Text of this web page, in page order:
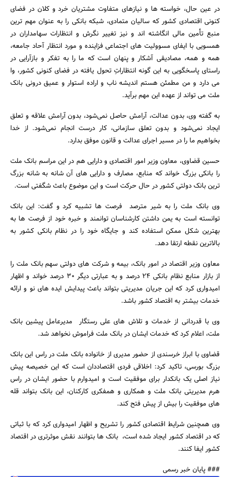
در عین حال، خواسته ها و نیازهای متفاوت مشتریان خرد و کلان در فضای
کنونی اقتصادی کشور که سالیان متمادی، شبکه بانکی را به عنوان مهم ترین
منبع تأمین مالی انگاشته اند و نیز تغییر نگرش و انتظارات سهامداران در
همسویی با ایفای مسوولیت های اجتماعی فزاینده و مورد انتظار آحاد جامعه،
همه و همه، مصادیقی آشکار و پنهان است که ما را به تفکر و بازآرایی در
راستای پاسخگویی به این گونه انتظاراتِ تحول یافته در فضای کنونی کشور، وا
می دارد و من مطمئن هستم اندیشه ناب و اراده استوار و عمیق درونی بانک
ملت می تواند از عهده این مهم برآید.
به گفته وی، بدون عدالت، آرامش حاصل نمی‌شود، بدون آرامش علاقه و تعلق
ایجاد نمی‌شود و بدون تعلق سازمانی، کار درست انجام نمی‌شود. از خدا
بخواهیم ما را در مسیر اجرای عدالت و قانون موفق بدارد.
حسین قضاوی، معاون وزیر امور اقتصادی و دارایی هم در این مراسم بانک ملت
را بانکی بزرگ خواند که منابع، مصارف و دارایی های آن شانه به شانه بزرگ
ترین بانک دولتی کشور در حال حرکت است و این موضوع باعث شگفتی است.
وی بانک ملت را به شیر مترصد فرصت ها تشبیه کرد و گفت: این بانک
توانسته است به یمن داشتن کارشناسان توانمند و خبره خود از فرصت ها به
بهترین شکل ممکن استفاده کند و جایگاه خود را در نظام بانکی کشور به
بالاترین نقطه ارتقا دهد.
معاون وزیر اقتصاد در امور بانک، بیمه و شرکت های دولتی سهم بانک ملت را
از بازار منابع نظام بانکی 24 درصد و به عبارتی دیگر 30 درصد خواند و اظهار
امیدواری کرد که این جریان مدیریتی بتواند باعث پیدایش ایده های نو و ارائه
خدمات بیشتر به اقتصاد کشور باشد.
وی با قدردانی از خدمات و تلاش های علی رستگار مدیرعامل پیشین بانک
ملت، اعلام کرد که خدمات ایشان در بانک ملت فراموش نخواهد شد.
قضاوی با ابراز خرسندی از حضور مدیری از خانواده بانک ملت در راس این بانک
بزرگ بورسی، تاکید کرد: اخلاقی فردی اقتصاددان است که این خصیصه پیش
نیاز اصلی یک بانکدار برای موفقیت است و امیدوارم با حضور ایشان در راس
هرم مدیریتی بانک ملت و همکاری و همفکری کارکنان، این بانک بتواند قله
های موفقیت را بیش از پیش فتح کند.
وی همچنین شرایط اقتصادی کشور را تشریح و اظهار امیدواری کرد که با ثباتی
که در اقتصاد کشور ایجاد شده است، بانک ها بتوانند نقش موثرتری در اقتصاد
کشور ایفا کنند.
### پایان خبر رسمی